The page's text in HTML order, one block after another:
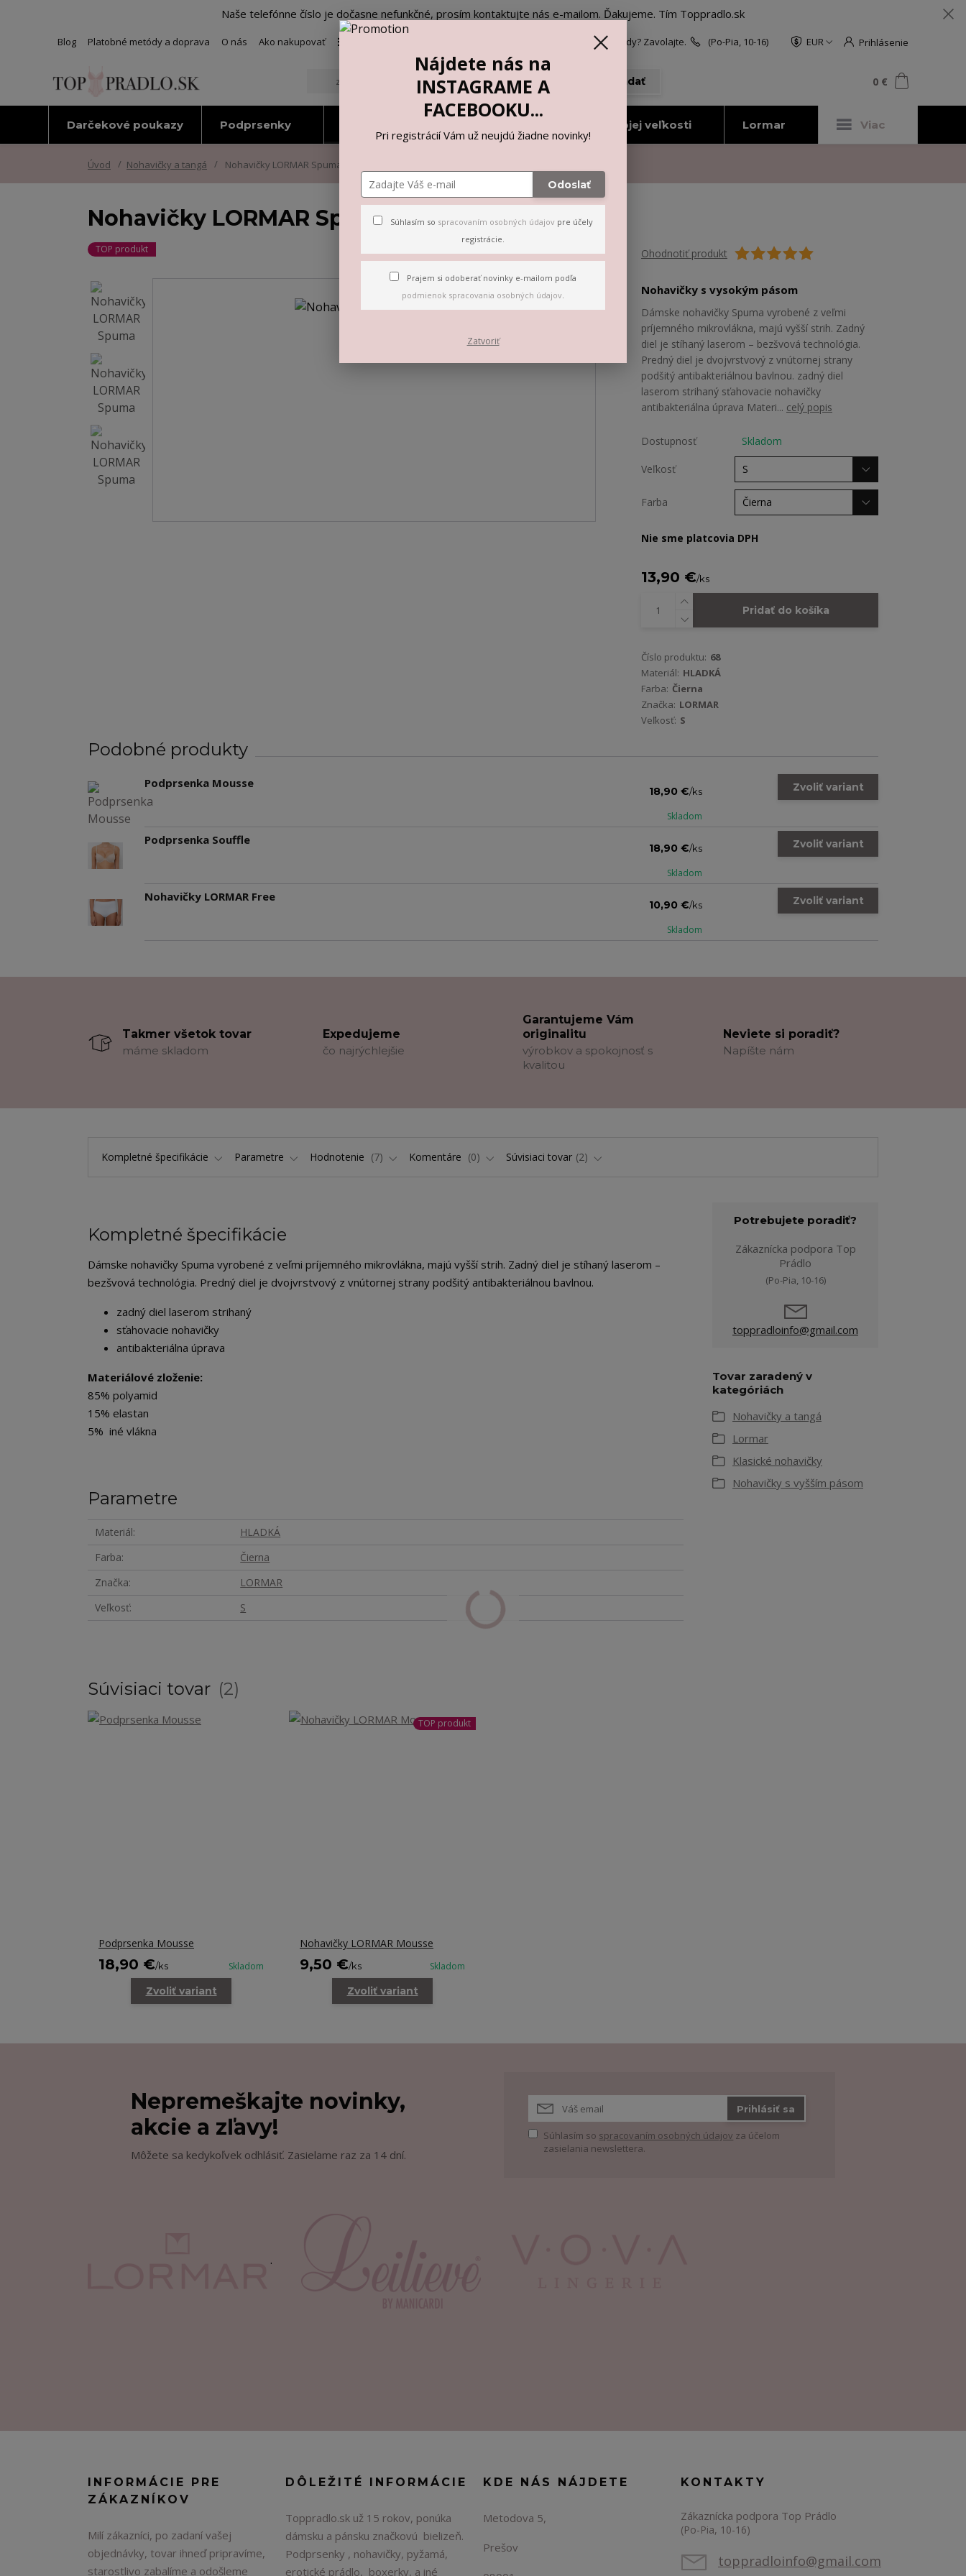
Naše telefónne číslo je dočasne nefunkčné, prosím kontaktujte nás e-mailom. Ďakujeme. Tím Toppradlo.sk
Blog Platobné metódy a doprava O nás Ako nakupovať EUR Prihlásenie
Hľadať
Neviete si rady? Zavolajte. (Po-Pia, 10-16)
0 €
Darčekové poukazy Podprsenky Vyberiem si podľa mojej veľkosti Lormar Viac
Úvod Nohavičky a tangá Nohavičky LORMAR Spuma
Nohavičky LORMAR Spuma
TOP produkt Ohodnotiť produkt
Nohavičky s vysokým pásom
Dámske nohavičky Spuma vyrobené z veľmi
príjemného mikrovlákna, majú vyšší strih. Zadný
diel je stíhaný laserom – bezšvová technológia.
Predný diel je dvojvrstvový z vnútornej strany
podšitý antibakteriálnou bavlnou. zadný diel
laserom strihaný sťahovacie nohavičky
antibakteriálna úprava Materi... celý popis
Dostupnosť Skladom
Veľkosť
Farba
Nie sme platcovia DPH
13,90 €/ks
Pridať do košíka
Číslo produktu: 68
Materiál: HLADKÁ
Farba: Čierna
Značka: LORMAR
Veľkosť: S
Podobné produkty
Podprsenka Mousse
18,90 €/ks
Skladom
Zvoliť variant
Podprsenka Souffle
18,90 €/ks
Skladom
Zvoliť variant
Nohavičky LORMAR Free
10,90 €/ks
Skladom
Zvoliť variant
Takmer všetok tovar
máme skladom
Expedujeme
čo najrýchlejšie
Garantujeme Vám
originalitu
výrobkov a spokojnosť s
kvalitou
Neviete si poradiť?
Napíšte nám
Kompletné špecifikácie Parametre Hodnotenie 7 Komentáre 0 Súvisiaci tovar 2
Kompletné špecifikácie
Dámske nohavičky Spuma vyrobené z veľmi príjemného mikrovlákna, majú vyšší strih. Zadný diel je stíhaný laserom –
bezšvová technológia. Predný diel je dvojvrstvový z vnútornej strany podšitý antibakteriálnou bavlnou.
zadný diel laserom strihaný
sťahovacie nohavičky
antibakteriálna úprava
Materiálové zloženie:
85% polyamid
15% elastan
5% iné vlákna
Parametre
Materiál
HLADKÁ
Farba
Čierna
Značka
LORMAR
Veľkosť
S
Potrebujete poradiť?
Zákaznícka podpora Top
Prádlo
(Po-Pia, 10-16)
toppradloinfo@gmail.com
Tovar zaradený v
kategóriách
Nohavičky a tangá
Lormar
Klasické nohavičky
Nohavičky s vyšším pásom
Súvisiaci tovar 2
Podprsenka Mousse
18,90 €/ks Skladom
Zvoliť variant
TOP produkt
Nohavičky LORMAR Mousse
9,50 €/ks Skladom
Zvoliť variant
Nepremeškajte novinky,
akcie a zľavy!
Môžete sa kedykoľvek odhlásiť. Zasielame raz za 14 dní.
Prihlásiť sa
Súhlasím so spracovaním osobných údajov za účelom
zasielania newslettera.
.
INFORMÁCIE PRE
ZÁKAZNÍKOV
Milí zákazníci, po zadaní vašej
objednávky, tovar ihneď pripravíme,
starostlivo zabalíme a odošleme
DÔLEŽITÉ INFORMÁCIE
Toppradlo.sk už 15 rokov, ponúka
dámsku a pánsku značkovú bielizeň.
Podprsenky , nohavičky, pyžamá,
erotické prádlo, boxerky, a iné
KDE NÁS NÁJDETE
Metodova 5,
Prešov
KONTAKTY
Zákaznícka podpora Top Prádlo
(Po-Pia, 10-16)
toppradloinfo@gmail.com
Nájdete nás na
INSTAGRAME A
FACEBOOKU...
Pri registrácií Vám už neujdú žiadne novinky!
Odoslať
Súhlasím so spracovaním osobných údajov pre účely
registrácie.
Prajem si odoberať novinky e-mailom podľa
podmienok spracovania osobných údajov.
Zatvoriť